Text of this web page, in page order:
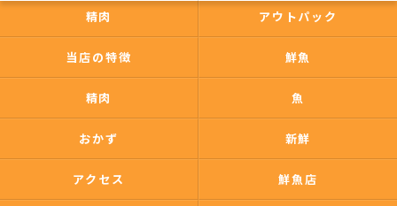
精肉 アウトパック
当店の特徴 鮮魚
精肉 魚
おかず 新鮮
アクセス 鮮魚店